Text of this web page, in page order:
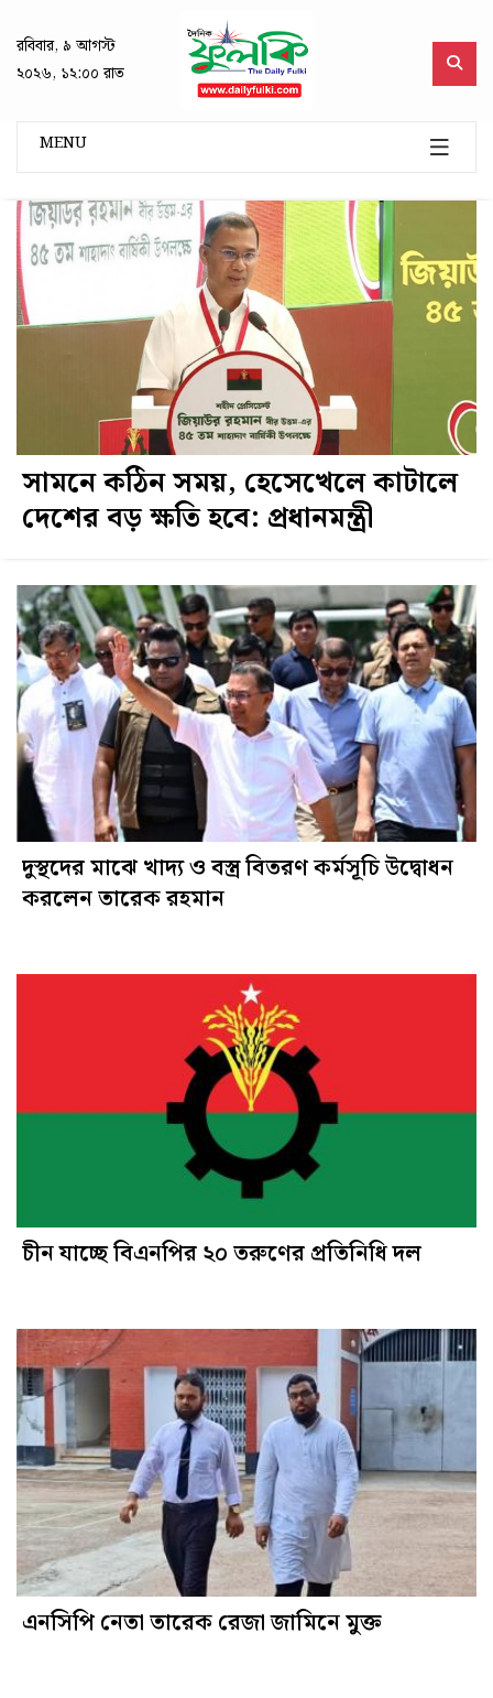
রবিবার, ৯ আগস্ট
২০২৬, ১২:০০ রাত
MENU
সামনে কঠিন সময়, হেসেখেলে কাটালে
দেশের বড় ক্ষতি হবে: প্রধানমন্ত্রী
দুস্থদের মাঝে খাদ্য ও বস্ত্র বিতরণ কর্মসূচি উদ্বোধন
করলেন তারেক রহমান
চীন যাচ্ছে বিএনপির ২০ তরুণের প্রতিনিধি দল
এনসিপি নেতা তারেক রেজা জামিনে মুক্ত